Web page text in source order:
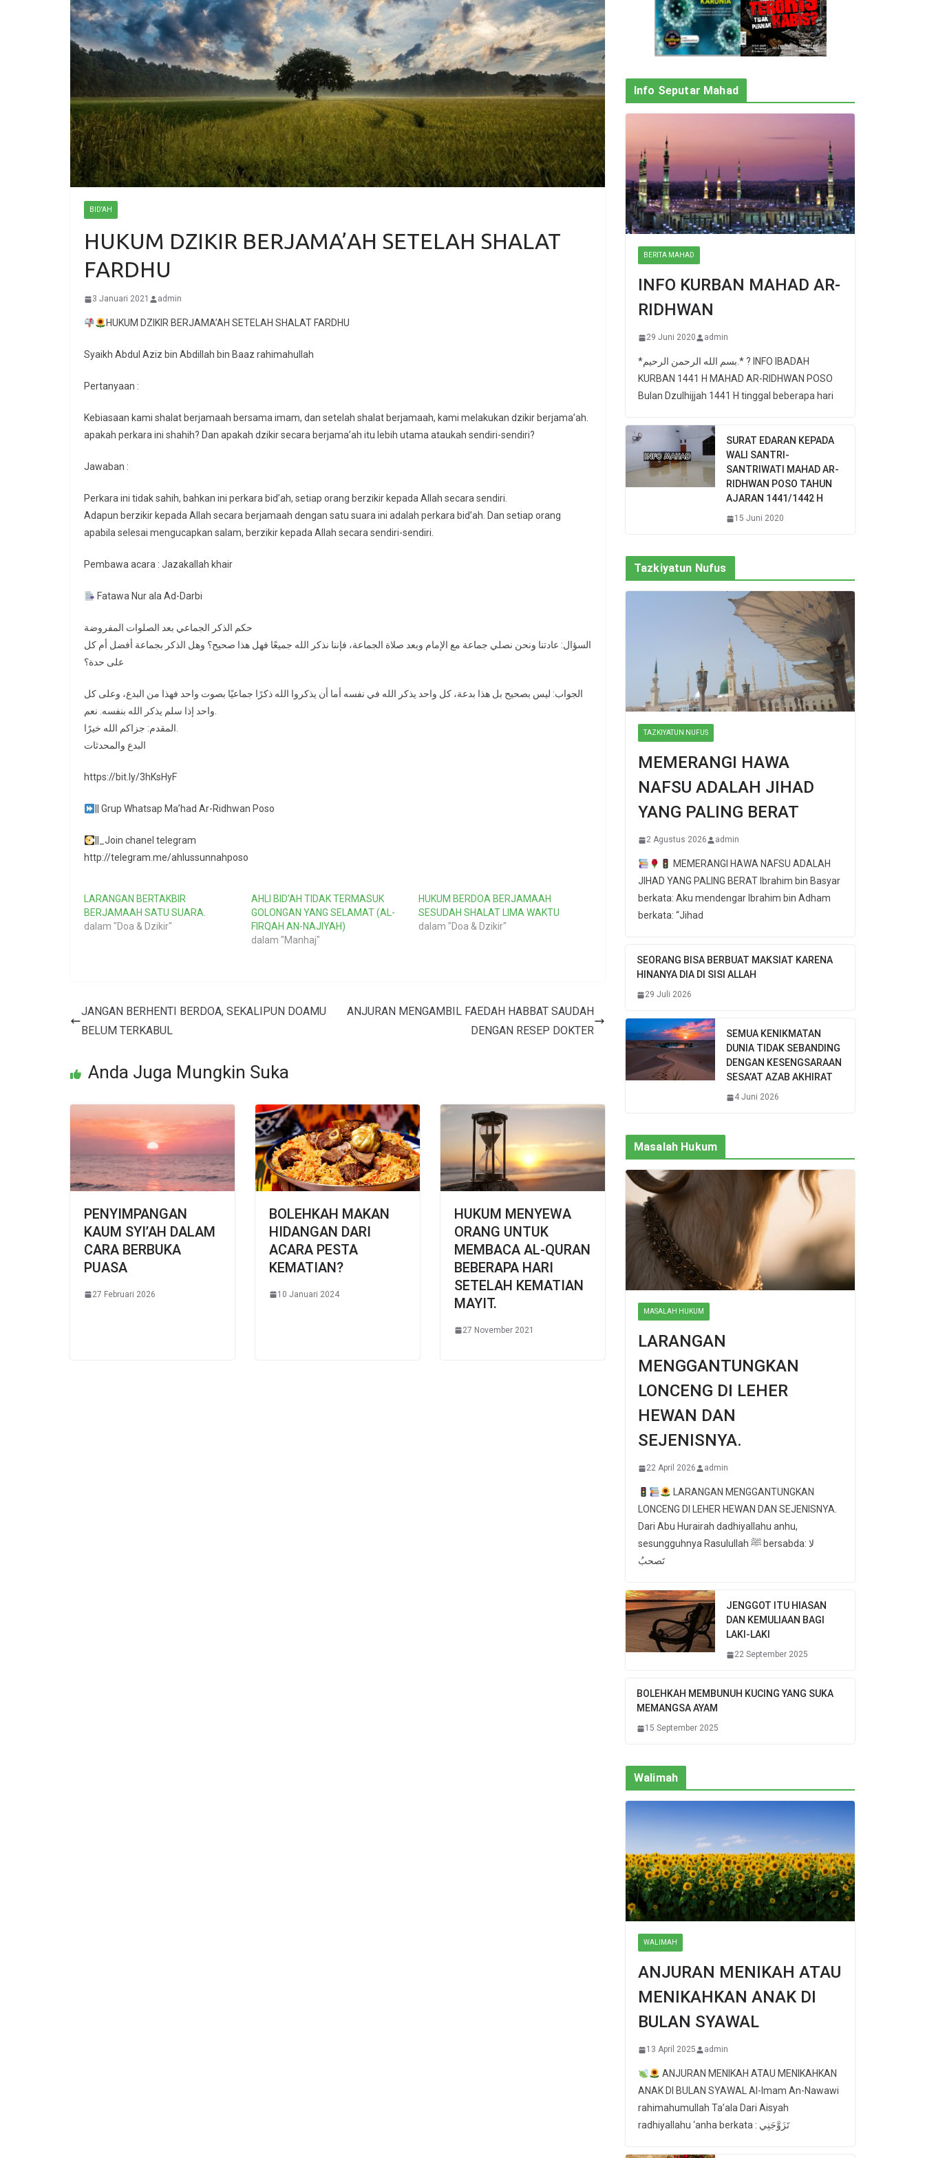
BID'AH
HUKUM DZIKIR BERJAMA’AH SETELAH SHALAT
FARDHU
3 Januari 2021 admin
HUKUM DZIKIR BERJAMA’AH SETELAH SHALAT FARDHU
Syaikh Abdul Aziz bin Abdillah bin Baaz rahimahullah
Pertanyaan :
Kebiasaan kami shalat berjamaah bersama imam, dan setelah shalat berjamaah, kami melakukan dzikir berjama’ah.
apakah perkara ini shahih? Dan apakah dzikir secara berjama’ah itu lebih utama ataukah sendiri-sendiri?
Jawaban :
Perkara ini tidak sahih, bahkan ini perkara bid’ah, setiap orang berzikir kepada Allah secara sendiri.
Adapun berzikir kepada Allah secara berjamaah dengan satu suara ini adalah perkara bid’ah. Dan setiap orang
apabila selesai mengucapkan salam, berzikir kepada Allah secara sendiri-sendiri.
Pembawa acara : Jazakallah khair
Fatawa Nur ala Ad-Darbi
حكم الذكر الجماعي بعد الصلوات المفروضة
السؤال: عادتنا ونحن نصلي جماعة مع الإمام وبعد صلاة الجماعة، فإننا نذكر الله جميعًا فهل هذا صحيح؟ وهل الذكر بجماعة أفضل أم كل
على حدة؟
الجواب: ليس بصحيح بل هذا بدعة، كل واحد يذكر الله في نفسه أما أن يذكروا الله ذكرًا جماعيًا بصوت واحد فهذا من البدع، وعلى كل
واحد إذا سلم يذكر الله بنفسه. نعم.
المقدم: جزاكم الله خيرًا.
البدع والمحدثات
https://bit.ly/3hKsHyF
|| Grup Whatsap Ma’had Ar-Ridhwan Poso
||_Join chanel telegram
http://telegram.me/ahlussunnahposo
LARANGAN BERTAKBIR
BERJAMAAH SATU SUARA.
dalam "Doa & Dzikir"
AHLI BID’AH TIDAK TERMASUK
GOLONGAN YANG SELAMAT (AL-
FIRQAH AN-NAJIYAH)
dalam "Manhaj"
HUKUM BERDOA BERJAMAAH
SESUDAH SHALAT LIMA WAKTU
dalam "Doa & Dzikir"
JANGAN BERHENTI BERDOA, SEKALIPUN DOAMU
BELUM TERKABUL
ANJURAN MENGAMBIL FAEDAH HABBAT SAUDAH
DENGAN RESEP DOKTER
Anda Juga Mungkin Suka
PENYIMPANGAN
KAUM SYI’AH DALAM
CARA BERBUKA
PUASA
27 Februari 2026
BOLEHKAH MAKAN
HIDANGAN DARI
ACARA PESTA
KEMATIAN?
10 Januari 2024
HUKUM MENYEWA
ORANG UNTUK
MEMBACA AL-QURAN
BEBERAPA HARI
SETELAH KEMATIAN
MAYIT.
27 November 2021
Info Seputar Mahad
BERITA MAHAD
INFO KURBAN MAHAD AR-
RIDHWAN
29 Juni 2020 admin
*بسم الله الرحمن الرحيم.* ? INFO IBADAH
KURBAN 1441 H MAHAD AR-RIDHWAN POSO
Bulan Dzulhijjah 1441 H tinggal beberapa hari
SURAT EDARAN KEPADA
WALI SANTRI-
SANTRIWATI MAHAD AR-
RIDHWAN POSO TAHUN
AJARAN 1441/1442 H
15 Juni 2020
Tazkiyatun Nufus
TAZKIYATUN NUFUS
MEMERANGI HAWA
NAFSU ADALAH JIHAD
YANG PALING BERAT
2 Agustus 2026 admin
MEMERANGI HAWA NAFSU ADALAH
JIHAD YANG PALING BERAT Ibrahim bin Basyar
berkata: Aku mendengar Ibrahim bin Adham
berkata: “Jihad
SEORANG BISA BERBUAT MAKSIAT KARENA
HINANYA DIA DI SISI ALLAH
29 Juli 2026
SEMUA KENIKMATAN
DUNIA TIDAK SEBANDING
DENGAN KESENGSARAAN
SESA’AT AZAB AKHIRAT
4 Juni 2026
Masalah Hukum
MASALAH HUKUM
LARANGAN
MENGGANTUNGKAN
LONCENG DI LEHER
HEWAN DAN
SEJENISNYA.
22 April 2026 admin
LARANGAN MENGGANTUNGKAN
LONCENG DI LEHER HEWAN DAN SEJENISNYA.
Dari Abu Hurairah dadhiyallahu anhu,
sesungguhnya Rasulullah ﷺ bersabda: لا
تَصحبُ
JENGGOT ITU HIASAN
DAN KEMULIAAN BAGI
LAKI-LAKI
22 September 2025
BOLEHKAH MEMBUNUH KUCING YANG SUKA
MEMANGSA AYAM
15 September 2025
Walimah
WALIMAH
ANJURAN MENIKAH ATAU
MENIKAHKAN ANAK DI
BULAN SYAWAL
13 April 2025 admin
ANJURAN MENIKAH ATAU MENIKAHKAN
ANAK DI BULAN SYAWAL Al-Imam An-Nawawi
rahimahumullah Ta’ala Dari Aisyah
radhiyallahu ‘anha berkata : تَزَوَّجَنِي